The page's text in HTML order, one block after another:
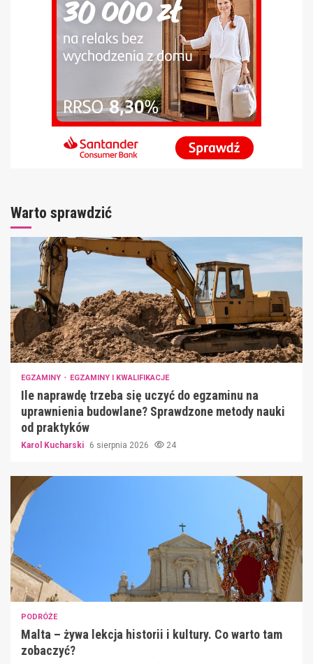
Warto sprawdzić
EGZAMINY EGZAMINY I KWALIFIKACJE
Ile naprawdę trzeba się uczyć do egzaminu na
uprawnienia budowlane? Sprawdzone metody nauki
od praktyków
Karol Kucharski 6 sierpnia 2026 24
PODRÓŻE
Malta – żywa lekcja historii i kultury. Co warto tam
zobaczyć?